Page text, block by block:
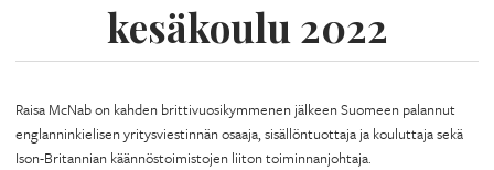
kesäkoulu 2022
Raisa McNab on kahden brittivuosikymmenen jälkeen Suomeen palannut
englanninkielisen yritysviestinnän osaaja, sisällöntuottaja ja kouluttaja sekä
Ison-Britannian käännöstoimistojen liiton toiminnanjohtaja.